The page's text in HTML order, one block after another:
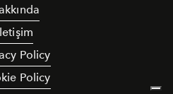
Policy
Policy